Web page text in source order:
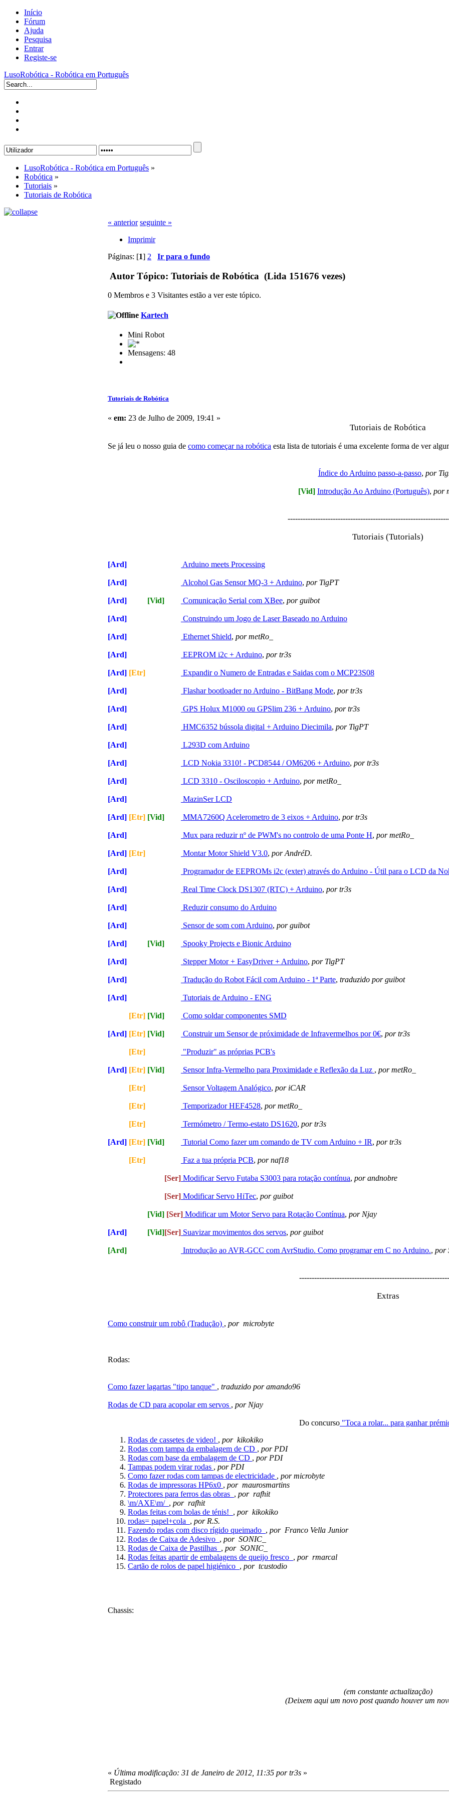
Início
Fórum
Ajuda
Pesquisa
Entrar
Registe-se
LusoRobótica - Robótica em Português
LusoRobótica - Robótica em Português »
Robótica »
Tutoriais »
Tutoriais de Robótica
« anterior seguinte »
Imprimir
Páginas: [1] 2 Ir para o fundo
Autor Tópico: Tutoriais de Robótica (Lida 151676 vezes)
0 Membros e 3 Visitantes estão a ver este tópico.
Kartech
Mini Robot
Mensagens: 48
Tutoriais de Robótica
« em: 23 de Julho de 2009, 19:41 »
Tutoriais de Robótica
Se já leu o nosso guia de como começar na robótica esta lista de tutoriais é uma excelente forma de ver
Índice do Arduino passo-a-passo, por
[Vid] Introdução Ao Arduino (Português), por
Tutoriais (Tutorials)
[Ard] Arduino meets Processing
[Ard] Alcohol Gas Sensor MQ-3 + Arduino, por TigPT
[Ard] [Vid] Comunicação Serial com XBee, por guibot
[Ard] Construindo um Jogo de Laser Baseado no Arduino
[Ard] Ethernet Shield, por metRo_
[Ard] EEPROM i2c + Arduino, por tr3s
[Ard] [Etr] Expandir o Numero de Entradas e Saidas com o MCP23S08
[Ard] Flashar bootloader no Arduino - BitBang Mode, por tr3s
[Ard] GPS Holux M1000 ou GPSlim 236 + Arduino, por tr3s
[Ard] HMC6352 bússola digital + Arduino Diecimila, por TigPT
[Ard] L293D com Arduino
[Ard] LCD Nokia 3310! - PCD8544 / OM6206 + Arduino, por tr3s
[Ard] LCD 3310 - Osciloscopio + Arduino, por metRo_
[Ard] MazinSer LCD
[Ard] [Etr] [Vid] MMA7260Q Acelerometro de 3 eixos + Arduino, por tr3s
[Ard] Mux para reduzir nº de PWM's no controlo de uma Ponte H, por metRo_
[Ard] [Etr] Montar Motor Shield V3.0, por AndréD.
[Ard] Programador de EEPROMs i2c (exter) através do Arduino - Útil para o LCD da
[Ard] Real Time Clock DS1307 (RTC) + Arduino, por tr3s
[Ard] Reduzir consumo do Arduino
[Ard] Sensor de som com Arduino, por guibot
[Ard] [Vid] Spooky Projects e Bionic Arduino
[Ard] Stepper Motor + EasyDriver + Arduino, por TigPT
[Ard] Tradução do Robot Fácil com Arduino - 1ª Parte, traduzido por guibot
[Ard] Tutoriais de Arduino - ENG
[Etr] [Vid] Como soldar componentes SMD
[Ard] [Etr] [Vid] Construir um Sensor de próximidade de Infravermelhos por 0€, por tr3s
[Etr] "Produzir" as próprias PCB's
[Ard] [Etr] [Vid] Sensor Infra-Vermelho para Proximidade e Reflexão da Luz , por metRo_
[Etr] Sensor Voltagem Analógico, por iCAR
[Etr] Temporizador HEF4528, por metRo_
[Etr] Termómetro / Termo-estato DS1620, por tr3s
[Ard] [Etr] [Vid] Tutorial Como fazer um comando de TV com Arduino + IR, por tr3s
[Etr] Faz a tua própria PCB, por naf18
[Ser] Modificar Servo Futaba S3003 para rotação contínua, por andnobre
[Ser] Modificar Servo HiTec, por guibot
[Vid] [Ser] Modificar um Motor Servo para Rotação Contínua, por Njay
[Ard] [Vid][Ser] Suavizar movimentos dos servos, por guibot
[Ard] Introdução ao AVR-GCC com AvrStudio. Como programar em C no Arduino., por
Extras
Como construir um robô (Tradução) , por microbyte
Rodas:
Como fazer lagartas "tipo tanque" , traduzido por amando96
Rodas de CD para acopolar em servos , por Njay
Do concurso "Toca a rolar... para ganhar
Rodas de cassetes de video! , por kikokiko
Rodas com tampa da embalagem de CD , por PDI
Rodas com base da embalagem de CD , por PDI
Tampas podem virar rodas , por PDI
Como fazer rodas com tampas de electricidade , por microbyte
Rodas de impressoras HP6x0 , por maurosmartins
Protectores para ferros das obras , por rafhit
\m/AXE\m/ , por rafhit
Rodas feitas com bolas de ténis! , por kikokiko
rodas= papel+cola , por R.S.
Fazendo rodas com disco rígido queimado , por Franco Vella Junior
Rodas de Caixa de Adesivo , por SONIC_
Rodas de Caixa de Pastilhas , por SONIC_
Rodas feitas apartir de embalagens de queijo fresco , por rmarcal
Cartão de rolos de papel higiénico , por tcustodio
Chassis:
(em constante actualização)
(Deixem aqui um novo post quando houver um
« Última modificação: 31 de Janeiro de 2012, 11:35 por tr3s »
Registado